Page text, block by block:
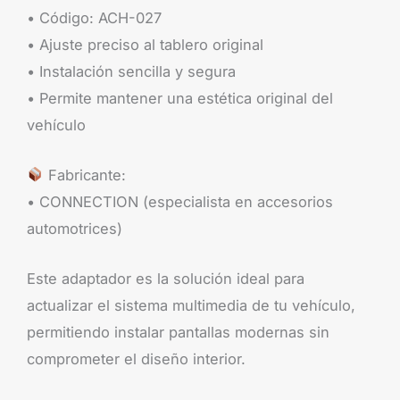
• Código: ACH-027
• Ajuste preciso al tablero original
• Instalación sencilla y segura
• Permite mantener una estética original del
vehículo
Fabricante:
• CONNECTION (especialista en accesorios
automotrices)
Este adaptador es la solución ideal para
actualizar el sistema multimedia de tu vehículo,
permitiendo instalar pantallas modernas sin
comprometer el diseño interior.